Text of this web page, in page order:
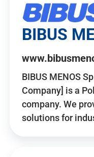
BIBUS
BIBUS MENOS
Company] is a
company. We
solutions for